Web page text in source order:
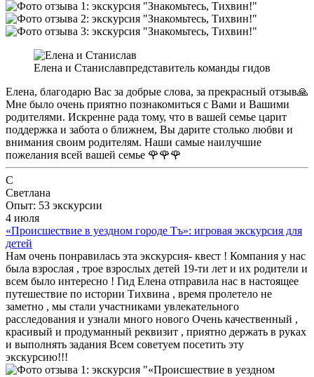
Елена и Станиславпредставитель команды гидов
Елена, благодарю Вас за добрые слова, за прекрасный отзыв🙏
Мне было очень приятно познакомиться с Вами и Вашими
родителями. Искренне рада тому, что в вашей семье царит
поддержка и забота о ближнем, Вы дарите столько любви и
внимания своим родителям. Наши самые наилучшие
пожелания всей вашей семье 🌹🌹🌹
С
Светлана
Опыт: 53 экскурсии
4 июля
«Происшествие в уездном городе Тъ»: игровая экскурсия для
детей
Нам очень понравилась эта экскурсия- квест ! Компания у нас
была взрослая , трое взрослых детей 19-ти лет и их родители и
всем было интересно ! Гид Елена отправила нас в настоящее
путешествие по истории Тихвина , время пролетело не
заметно , мы стали участниками увлекательного
расследования и узнали много нового Очень качественный ,
красивый и продуманный реквизит , приятно держать в руках
и выполнять задания Всем советуем посетить эту
экскурсию!!!